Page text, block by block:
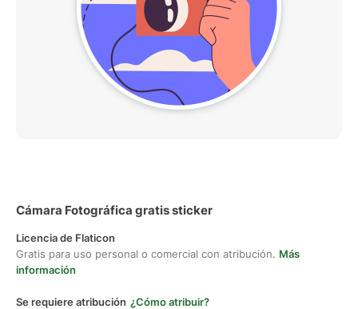
Cámara Fotográfica gratis sticker
Licencia de Flaticon
Gratis para uso personal o comercial con atribución. Más
información
Se requiere atribución ¿Cómo atribuir?